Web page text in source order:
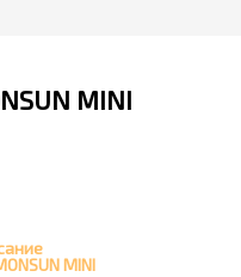
MINI
MINI